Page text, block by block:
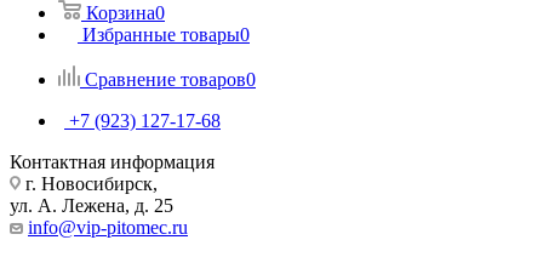
Корзина0
Избранные товары0
Сравнение товаров0
+7 (923) 127-17-68
Контактная информация
г. Новосибирск,
ул. А. Лежена, д. 25
info@vip-pitomec.ru